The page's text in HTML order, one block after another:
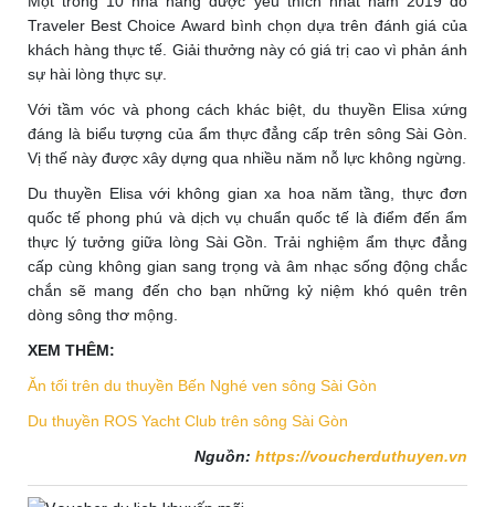
Traveler Best Choice Award bình chọn dựa trên đánh giá của
khách hàng thực tế. Giải thưởng này có giá trị cao vì phản ánh
sự hài lòng thực sự.
Với tầm vóc và phong cách khác biệt, du thuyền Elisa xứng
đáng là biểu tượng của ẩm thực đẳng cấp trên sông Sài Gòn.
Vị thế này được xây dựng qua nhiều năm nỗ lực không ngừng.
Du thuyền Elisa với không gian xa hoa năm tầng, thực đơn
quốc tế phong phú và dịch vụ chuẩn quốc tế là điểm đến ẩm
thực lý tưởng giữa lòng Sài Gồn. Trải nghiệm ẩm thực đẳng
cấp cùng không gian sang trọng và âm nhạc sống động chắc
chắn sẽ mang đến cho bạn những kỷ niệm khó quên trên
dòng sông thơ mộng.
XEM THÊM:
Ăn tối trên du thuyền Bến Nghé ven sông Sài Gòn
Du thuyền ROS Yacht Club trên sông Sài Gòn
Nguồn: https://voucherduthuyen.vn